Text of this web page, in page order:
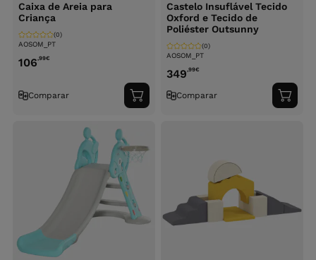
Caixa de Areia para
Criança
AOSOM_PT
(0)
106,99€
Comparar
Adicionar
ao
Castelo Insuflável Tecido
Oxford e Tecido de
Poliéster Outsunny
AOSOM_PT
(0)
349,99€
Comparar
ao